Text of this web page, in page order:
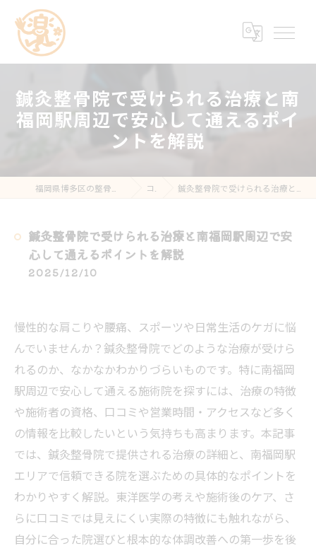
鍼灸整骨院で受けられる治療と南
福岡駅周辺で安心して通えるポイ
ントを解説
コラム 鍼灸整骨院で受けられる治療と南福岡駅周辺で安心して通えるポイントを解説
鍼灸整骨院で受けられる治療と南福岡駅周辺で安
心して通えるポイントを解説
2025/12/10
慢性的な肩こりや腰痛、スポーツや日常生活のケガに悩
んでいませんか？鍼灸整骨院でどのような治療が受けら
れるのか、なかなかわかりづらいものです。特に南福岡
駅周辺で安心して通える施術院を探すには、治療の特徴
や施術者の資格、口コミや営業時間・アクセスなど多く
の情報を比較したいという気持ちも高まります。本記事
では、鍼灸整骨院で提供される治療の詳細と、南福岡駅
エリアで信頼できる院を選ぶための具体的なポイントを
わかりやすく解説。東洋医学の考えや施術後のケア、さ
らに口コミでは見えにくい実際の特徴にも触れながら、
自分に合った院選びと根本的な体調改善への第一歩を後